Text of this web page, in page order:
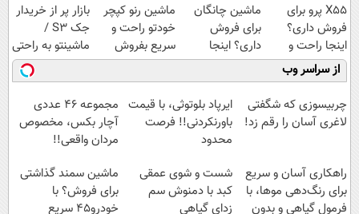
X55 پرو برای
فروش داری؟
اینجا راحت و
سریع بفروشش
ماشین چانگان
برای فروش
داری؟ اینجا
سریع بفروشش
ماشین رنو کپچر
خودتو راحت و
سریع بفروش
بازار پر از خریدار
جک S3 /
ماشینتو به راحتی
بفروش
از سراسر وب
چربیسوزی که شگفتی
لاغری آسان را رقم زد!
ایرپاد بلوتوثی، با قیمت
باورنکردنی!! فرصت
محدود
مجموعه ۴۶ عددی
آچار بکس، مخصوص
مردان واقعی!!
فوق‌العاده)
راهکاری آسان و سریع
برای رنگ‌دهی موها، با
فرمول گیاهی و بدون
شست و شوی عمقی
کبد با دمنوش سم
زدای گیاهی
ماشین سمند گذاشتی
برای فروش؟ با
خودرو45 سریع